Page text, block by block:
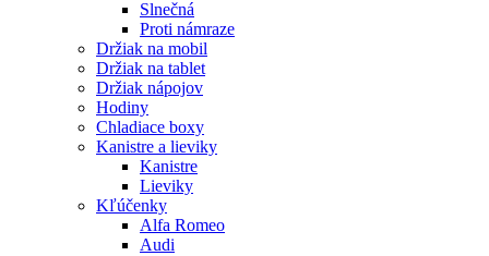
Slnečná
Proti námraze
Držiak na mobil
Držiak na tablet
Držiak nápojov
Hodiny
Chladiace boxy
Kanistre a lieviky
Kanistre
Lieviky
Kľúčenky
Alfa Romeo
Audi